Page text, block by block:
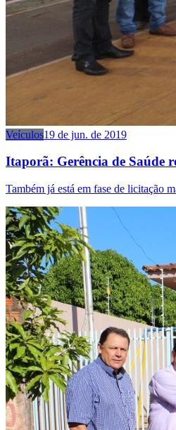
Veículos19 de jun. de 2019
Itaporã: Gerência de Saúde
Também já está em fase de licitação